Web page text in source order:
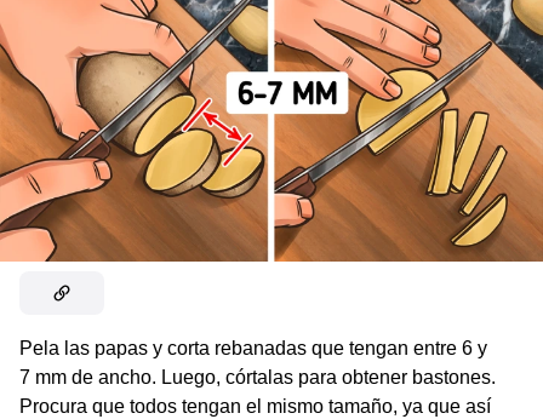
Pela las papas y corta rebanadas que tengan entre 6 y
7 mm de ancho. Luego, córtalas para obtener bastones.
Procura que todos tengan el mismo tamaño, ya que así